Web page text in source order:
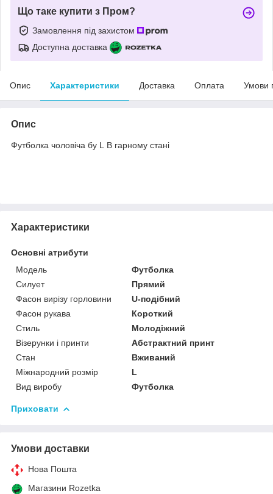
Що таке купити з Пром?
Замовлення під захистом
Доступна доставка
Опис Характеристики Доставка Оплата Умови
Опис
Футболка чоловіча бу L В гарному стані
Характеристики
Основні атрибути
Модель
Футболка
Силует
Прямий
Фасон вирізу горловини
U-подібний
Фасон рукава
Короткий
Стиль
Молодіжний
Візерунки і принти
Абстрактний принт
Стан
Вживаний
Міжнародний розмір
L
Вид виробу
Футболка
Приховати
Умови доставки
Нова Пошта
Магазини Rozetka